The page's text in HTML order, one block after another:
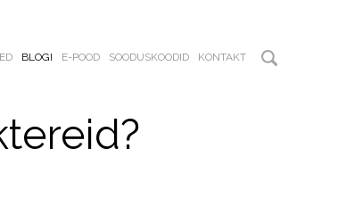
BLOGI E-POOD SOODUSKOODID KONTAKT